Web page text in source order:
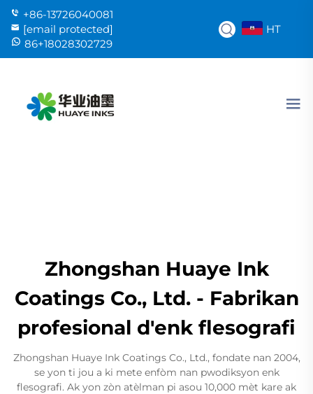
+86-13726040081
[email protected]
86+18028302729
HT
Zhongshan Huaye Ink
Coatings Co., Ltd. - Fabrikan
profesional d'enk flesografi
Zhongshan Huaye Ink Coatings Co., Ltd., fondate nan 2004,
se yon ti jou a ki mete enfòm nan pwodiksyon enk
flesografi. Ak yon zòn atèlman pi asou 10,000 mèt kare ak